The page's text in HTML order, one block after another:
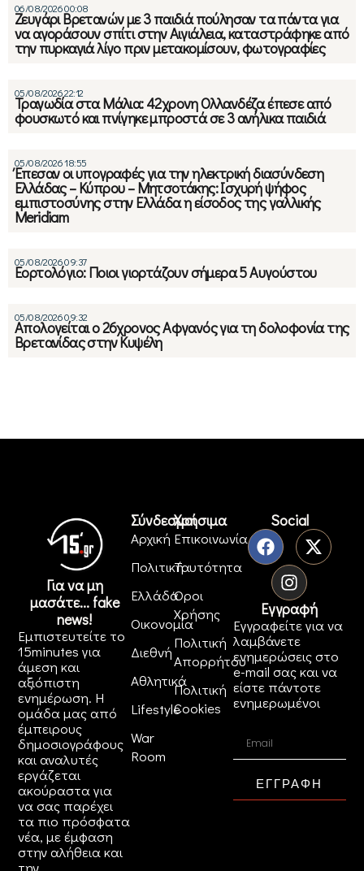
06/08/2026 00:08
Ζευγάρι Βρετανών με 3 παιδιά πούλησαν τα πάντα για
να αγοράσουν σπίτι στην Αιγιάλεια, καταστράφηκε από
την πυρκαγιά λίγο πριν μετακομίσουν, φωτογραφίες
05/08/2026 22:12
Τραγωδία στα Μάλια: 42χρονη Ολλανδέζα έπεσε από
φουσκωτό και πνίγηκε μπροστά σε 3 ανήλικα παιδιά
05/08/2026 18:55
Έπεσαν οι υπογραφές για την ηλεκτρική διασύνδεση
Ελλάδας – Κύπρου – Μητσοτάκης: Ισχυρή ψήφος
εμπιστοσύνης στην Ελλάδα η είσοδος της γαλλικής
Meridiam
05/08/2026 09:37
Εορτολόγιο: Ποιοι γιορτάζουν σήμερα 5 Αυγούστου
05/08/2026 09:32
Απολογείται ο 26χρονος Αφγανός για τη δολοφονία της
Βρετανίδας στην Κυψέλη
Για να μη
μασάτε... fake
news!
Εμπιστευτείτε το
15minutes για
άμεση και
αξιόπιστη
ενημέρωση. Η
ομάδα μας από
έμπειρους
δημοσιογράφους
και αναλυτές
εργάζεται
ακούραστα για
να σας παρέχει
τα πιο πρόσφατα
νέα, με έμφαση
στην αλήθεια και
Σύνδεσμοι
Αρχική
Πολιτική
Ελλάδα
Οικονομία
Διεθνή
Αθλητικά
Lifestyle
War
Room
Χρήσιμα
Επικοινωνία
Ταυτότητα
Όροι
Χρήσης
Πολιτική
Απορρήτου
Πολιτική
Cookies
Social
Εγγραφή
Εγγραφείτε για να
λαμβάνετε
ενημερώσεις στο
e-mail σας και να
είστε πάντοτε
ενημερωμένοι
ΕΓΓΡΑΦΗ